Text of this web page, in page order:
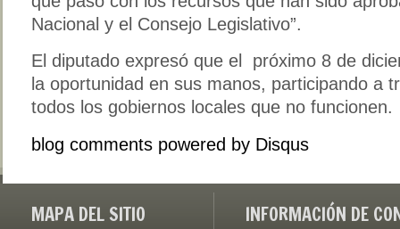
Nacional y el Consejo Legislativo”.
El diputado expresó que el próximo 8 de
la oportunidad en sus manos, participando a
todos los gobiernos locales que no funcionen.
blog comments powered by Disqus
MAPA DEL SITIO INFORMACIÓN DE